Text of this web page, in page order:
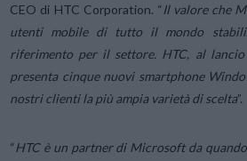
CEO di HTC Corporation. “ Il valore che
utenti mobile di tutto il mondo
riferimento per il settore. HTC, al
presenta cinque nuovi smartphone
nostri clienti la più ampia varietà di scelta”.
“HTC è un partner di Microsoft da